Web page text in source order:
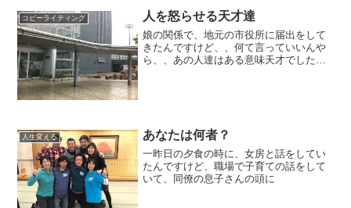
コピーライティング 人を怒らせる天才達
娘の関係で、地元の市役所に届出をして
きたんですけど、、何て言っていいんや
ら、、あの人達はある意味天才でした
人生変える あなたは何者？
一昨日の夕食の時に、女房と話をしてい
たんですけど、職場で子育ての話をして
いて、同僚の息子さんの頭に